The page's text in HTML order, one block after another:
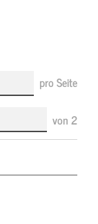
pro Seite
von2